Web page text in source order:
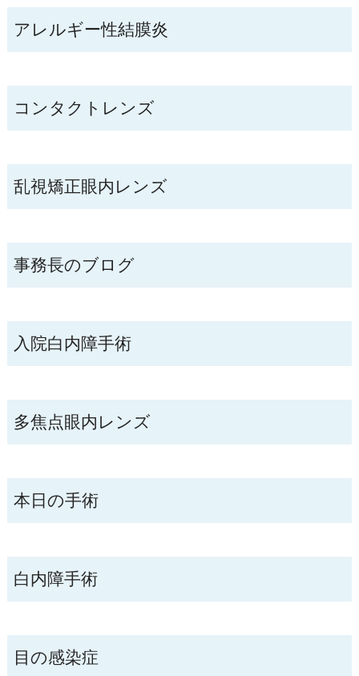
アレルギー性結膜炎
コンタクトレンズ
乱視矯正眼内レンズ
事務長のブログ
入院白内障手術
多焦点眼内レンズ
本日の手術
白内障手術
目の感染症